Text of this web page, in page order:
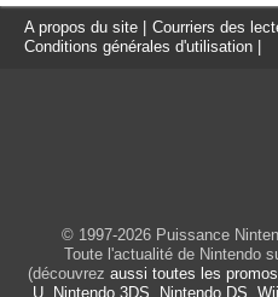
A propos du site Courriers des
Conditions générales d'utilisation
© 1997-2026 Puissance
Toute l'actualité de Nintendo
(découvrez aussi toutes les
U
Nintendo 3DS Nintendo DS Wii